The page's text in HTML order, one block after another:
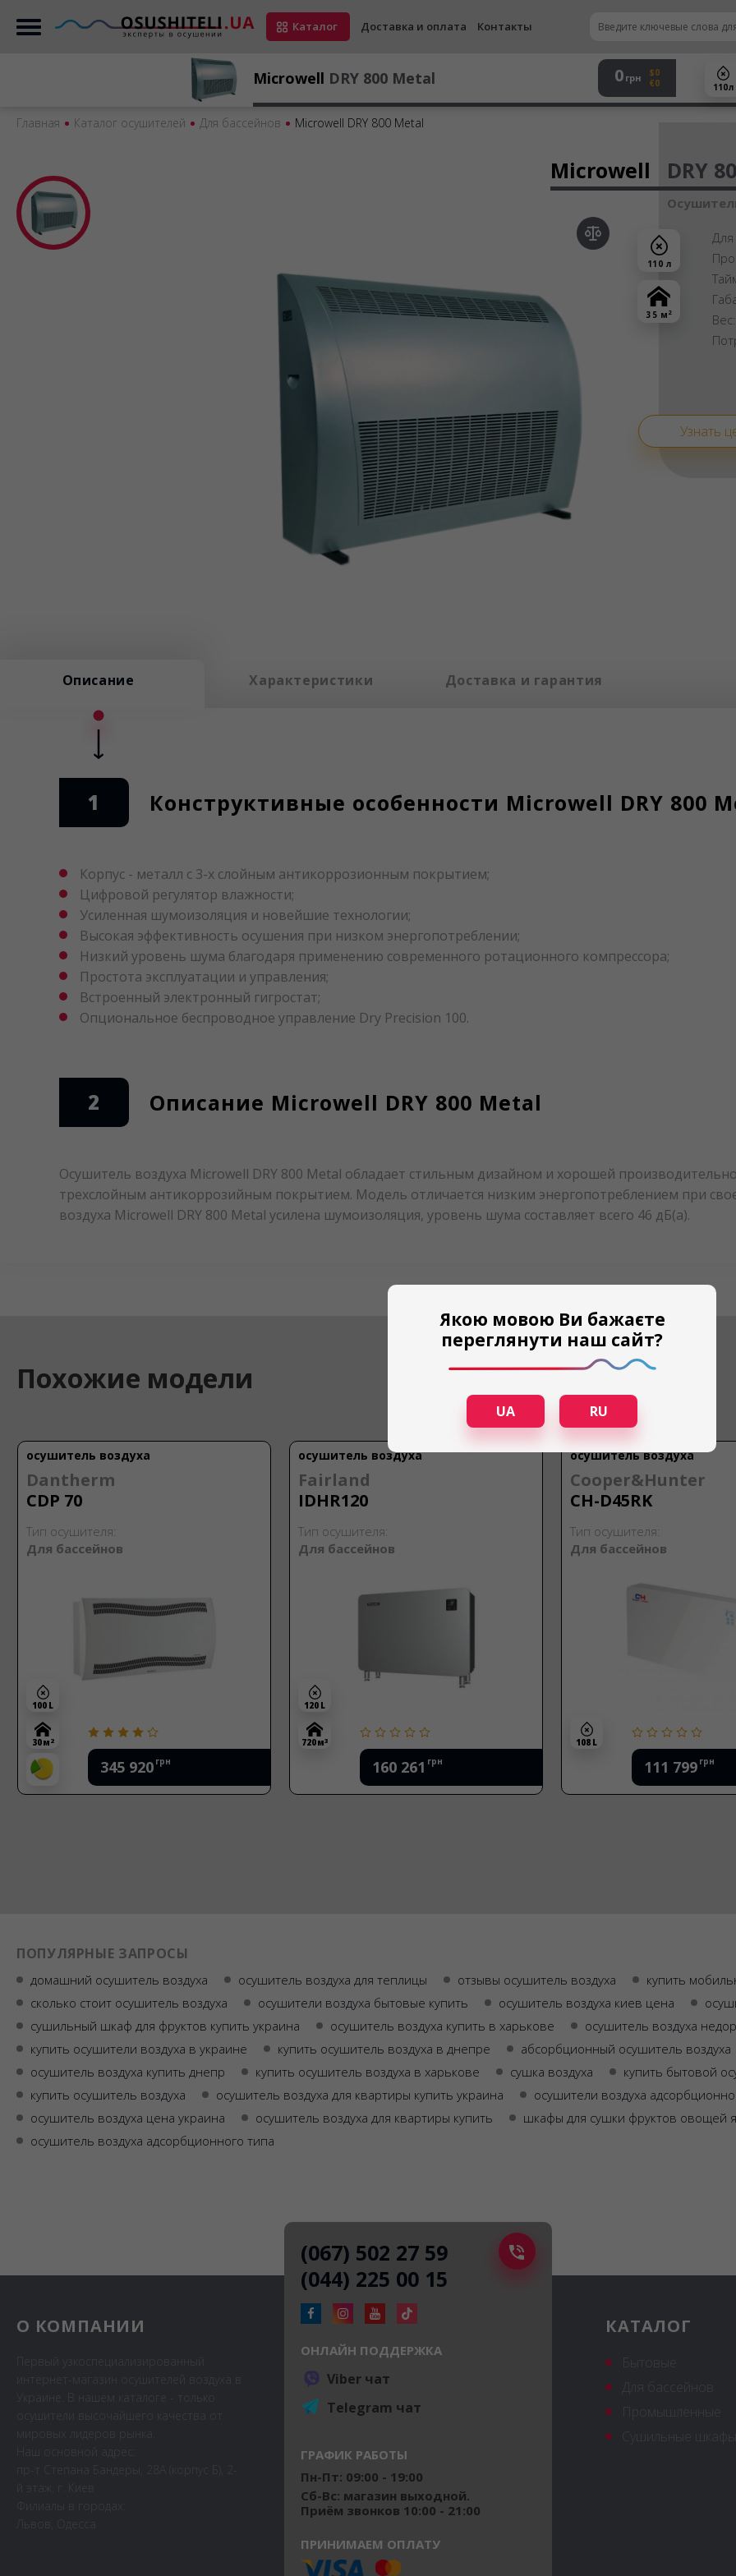
Каталог Доставка и оплата Контакты
Главная Каталог осушителей Для бассейнов Microwell DRY 800 Metal
Microwell DRY 800 Metal 0 грн
$0
€0
110 л
110 л
35 м 2
Microwell DRY
Узнать
Описание Характеристики Доставка и гарантия
1 Конструктивные особенности Microwell DRY 800
Корпус - металл с 3-х слойным антикоррозионным покрытием;
Цифровой регулятор влажности;
Усиленная шумоизоляция и новейшие технологии;
Высокая эффективность осушения при низком энергопотреблении;
Низкий уровень шума благодаря применению современного ротационного компрессора;
Простота эксплуатации и управления;
Встроенный электронный гигростат;
Опциональное беспроводное управление Dry Precision 100.
2 Описание Microwell DRY 800 Metal
Осушитель воздуха Microwell DRY 800 Metal обладает стильным дизайном и хорошей
трехслойным антикоррозийным покрытием. Модель отличается низким энергопотреблением при
воздуха Microwell DRY 800 Metal усилена шумоизоляция, уровень шума составляет всего 46 дБ(а).
Похожие модели
осушитель воздуха
Dantherm
CDP 70
Тип осушителя:
Для бассейнов
345 920 грн
100 L
30 м 2
осушитель воздуха
Fairland
IDHR120
Тип осушителя:
Для бассейнов
160 261 грн
120 L
720 м3
осушитель воздуха
Cooper&Hunter
CH-D45RK
Тип осушителя:
Для бассейнов
111 799 грн
108 L
ПОПУЛЯРНЫЕ ЗАПРОСЫ
домашний осушитель воздуха осушитель воздуха для теплицы отзывы осушитель воздуха
купить
сколько стоит осушитель воздуха
осушители воздуха бытовые купить осушитель воздуха киев цена
сушильный шкаф для фруктов купить украина
осушитель воздуха купить в харькове
осушитель воздуха
купить осушители воздуха в украине
купить осушитель воздуха в днепре
абсорбционный осушитель воздуха
осушитель воздуха купить днепр
купить осушитель воздуха в харькове сушка воздуха
купить бытовой
купить осушитель воздуха
осушитель воздуха для квартиры купить украина
осушители воздуха
осушитель воздуха цена украина
осушитель воздуха для квартиры купить
шкафы для сушки фруктов овощей
осушитель воздуха адсорбционного типа
О КОМПАНИИ КАТАЛОГ
Для бассейнов
(067) 502 27 59
(044) 225 00 15
ОНЛАЙН ПОДДЕРЖКА
Viber чат
Telegram чат
ГРАФИК РАБОТЫ
Пн-Пт: 09:00 - 19:00
Сб-Вс: магазин выходной.
Приём звонков 10:00 - 21:00
ПРИНИМАЕМ ОПЛАТУ
Якою мовою Ви бажаєте
переглянути наш сайт?
UA RU